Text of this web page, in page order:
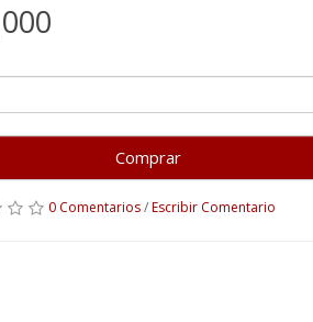
Comprar
0 Comentarios/Escribir Comentario